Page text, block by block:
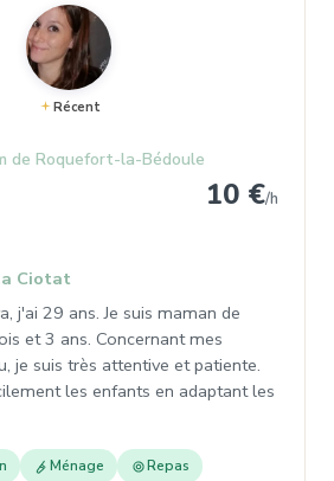
Récent
de Roquefort-la-Bédoule
10 €/h
Ciotat
j'ai 29 ans. Je suis maman de
et 3 ans. Concernant mes
je suis très attentive et patiente.
les enfants en adaptant les
Ménage Repas